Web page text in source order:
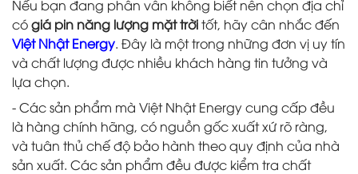
Nếu bạn đang phân vân không biết nên chọn địa chỉ
cógiá pin năng lượng mặt trờitốt, hãy cân nhắc đến
Việt Nhật Energy. Đây là một trong những đơn vị uy tín
và chất lượng được nhiều khách hàng tin tưởng và
lựa chọn.
- Các sản phẩm mà Việt Nhật Energy cung cấp đều
là hàng chính hãng, có nguồn gốc xuất xứ rõ ràng,
và tuân thủ chế độ bảo hành theo quy định của nhà
sản xuất. Các sản phẩm đều được kiểm tra chất